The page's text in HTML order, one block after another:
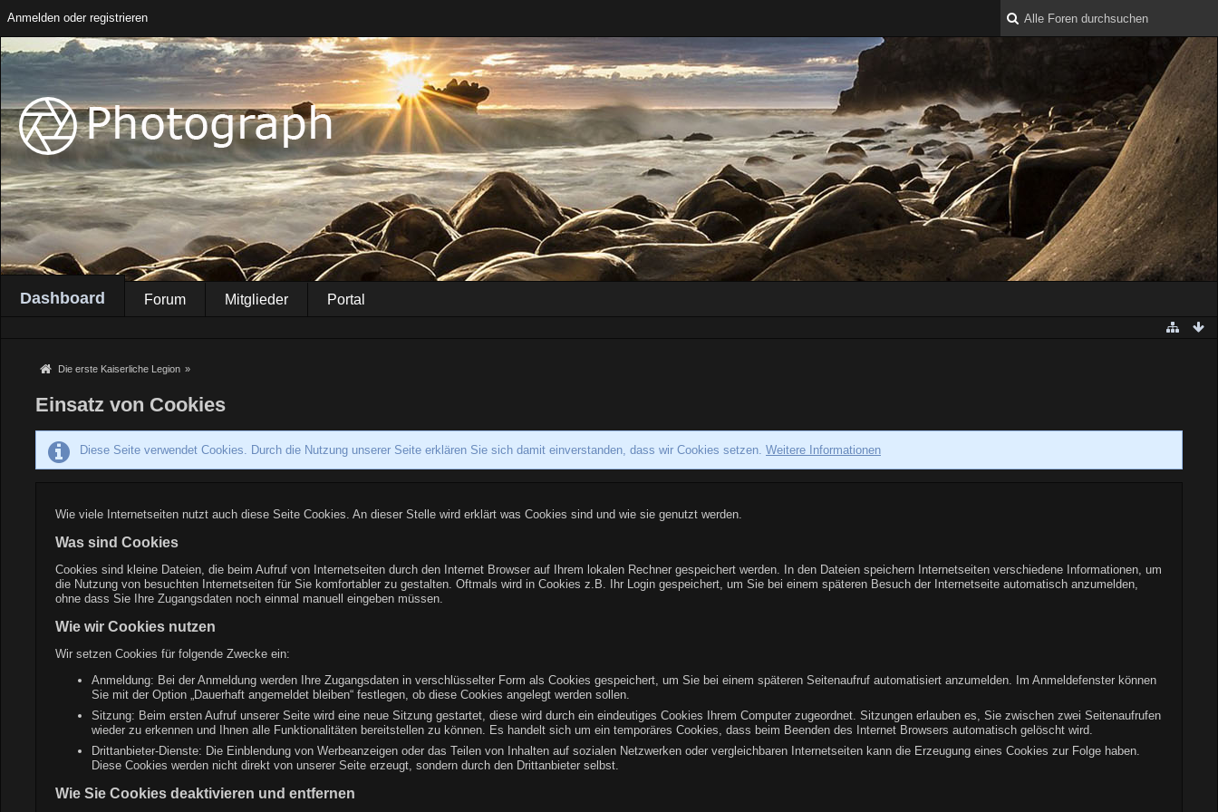
Anmelden oder registrieren
Dashboard Forum Mitglieder Portal
Die erste Kaiserliche Legion »
Einsatz von Cookies
Diese Seite verwendet Cookies. Durch die Nutzung unserer Seite erklären Sie sich damit einverstanden, dass wir Cookies setzen. Weitere Informationen
Wie viele Internetseiten nutzt auch diese Seite Cookies. An dieser Stelle wird erklärt was Cookies sind und wie sie genutzt werden.
Was sind Cookies
Cookies sind kleine Dateien, die beim Aufruf von Internetseiten durch den Internet Browser auf Ihrem lokalen Rechner gespeichert werden. In den Dateien speichern Internetseiten verschiedene Informationen, um
die Nutzung von besuchten Internetseiten für Sie komfortabler zu gestalten. Oftmals wird in Cookies z.B. Ihr Login gespeichert, um Sie bei einem späteren Besuch der Internetseite automatisch anzumelden,
ohne dass Sie Ihre Zugangsdaten noch einmal manuell eingeben müssen.
Wie wir Cookies nutzen
Wir setzen Cookies für folgende Zwecke ein:
Anmeldung: Bei der Anmeldung werden Ihre Zugangsdaten in verschlüsselter Form als Cookies gespeichert, um Sie bei einem späteren Seitenaufruf automatisiert anzumelden. Im Anmeldefenster können
Sie mit der Option „Dauerhaft angemeldet bleiben“ festlegen, ob diese Cookies angelegt werden sollen.
Sitzung: Beim ersten Aufruf unserer Seite wird eine neue Sitzung gestartet, diese wird durch ein eindeutiges Cookies Ihrem Computer zugeordnet. Sitzungen erlauben es, Sie zwischen zwei Seitenaufrufen
wieder zu erkennen und Ihnen alle Funktionalitäten bereitstellen zu können. Es handelt sich um ein temporäres Cookies, dass beim Beenden des Internet Browsers automatisch gelöscht wird.
Drittanbieter-Dienste: Die Einblendung von Werbeanzeigen oder das Teilen von Inhalten auf sozialen Netzwerken oder vergleichbaren Internetseiten kann die Erzeugung eines Cookies zur Folge haben.
Diese Cookies werden nicht direkt von unserer Seite erzeugt, sondern durch den Drittanbieter selbst.
Wie Sie Cookies deaktivieren und entfernen